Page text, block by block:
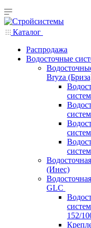
Каталог
Распродажа
Водосточные
Bryza
(Инес)
GLC
152/